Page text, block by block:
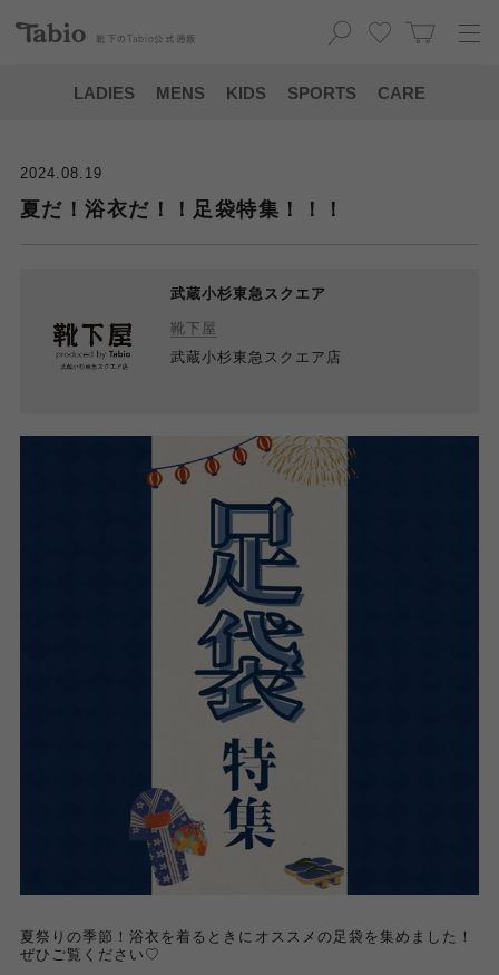
靴下の Tabio 公式通販
LADIES MENS KIDS SPORTS CARE
2024.08.19
夏だ！浴衣だ！！足袋特集！！！
武蔵小杉東急スクエア
靴下屋
武蔵小杉東急スクエア店
夏祭りの季節！浴衣を着るときにオススメの足袋を集めました！
ぜひご覧ください♡